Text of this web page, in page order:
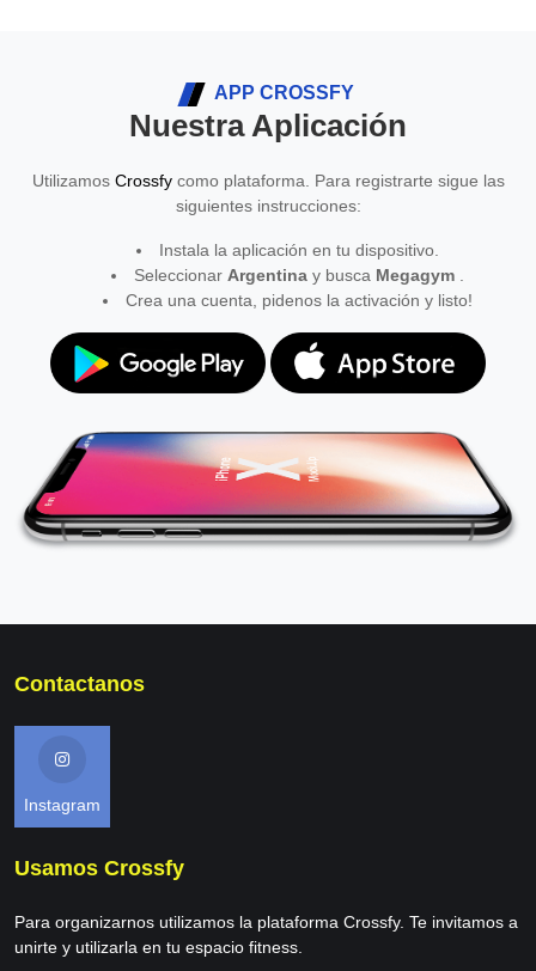
APP CROSSFY
Nuestra Aplicación
Utilizamos Crossfycomo plataforma. Para registrarte sigue las
siguientes instrucciones:
Instala la aplicación en tu dispositivo.
Seleccionar Argentinay busca Megagym
Crea una cuenta, pidenos la activación y listo!
Contactanos
Instagram
Usamos Crossfy
Para organizarnos utilizamos la plataforma Crossfy. Te invitamos a
unirte y utilizarla en tu espacio fitness.